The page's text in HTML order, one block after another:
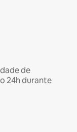
de
24h durante